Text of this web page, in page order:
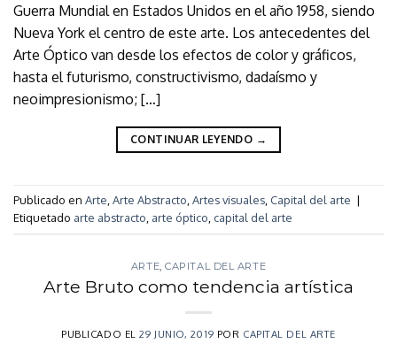
Guerra Mundial en Estados Unidos en el año 1958, siendo
Nueva York el centro de este arte. Los antecedentes del
Arte Óptico van desde los efectos de color y gráficos,
hasta el futurismo, constructivismo, dadaísmo y
neoimpresionismo; […]
CONTINUAR LEYENDO →
Publicado en Arte Arte Abstracto Artes visuales Capital del arte |
Etiquetado arte abstracto arte óptico capital del arte
ARTE ,CAPITAL DEL ARTE
Arte Bruto como tendencia artística
PUBLICADO EL29 JUNIO, 2019 POR CAPITAL DEL ARTE